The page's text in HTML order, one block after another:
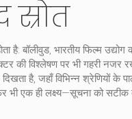
स्रोत
है: बॉलीवुड, भारतीय फिल्म
की विश्लेषणपर भी गहरी नजर
है, जहाँ विभिन्न श्रेणियों के
एक ही लक्ष्य—सूचना को सटीक